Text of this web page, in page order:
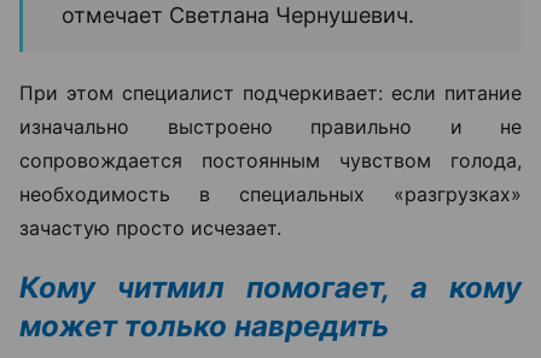
отмечает Светлана Чернушевич.
При этом специалист подчеркивает: если питание
изначально выстроено правильно и не
сопровождается постоянным чувством голода,
необходимость в специальных «разгрузках»
зачастую просто исчезает.
Кому читмил помогает, а кому
может только навредить